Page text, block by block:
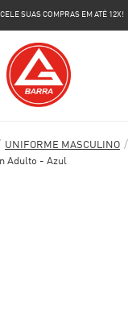
SUAS COMPRAS EM ATÉ 12X!
UNIFORME MASCULINO /
Adulto - Azul